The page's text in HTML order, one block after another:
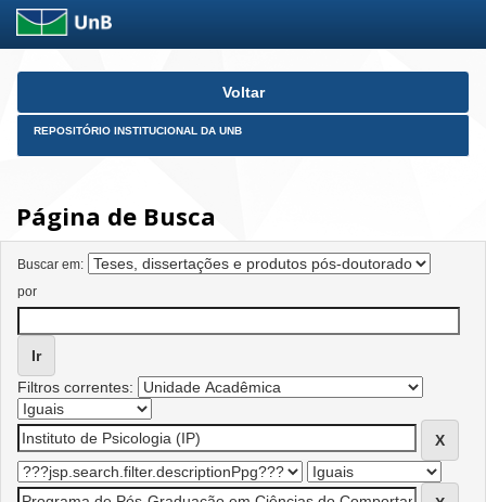
Skip
Voltar
REPOSITÓRIO INSTITUCIONAL DA UNB
Página de Busca
Buscar em:
por
Filtros correntes: